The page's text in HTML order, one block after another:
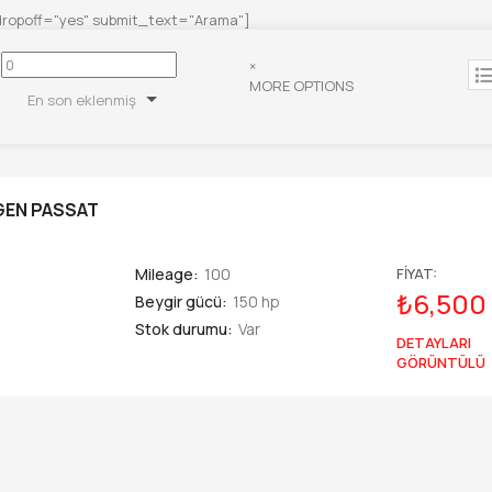
submit_text="Arama"]
En son eklenmiş
×
MORE OPTIONS
PASSAT
Mileage: 100
Beygir gücü: 150 hp
Stok durumu: Var
FİYAT:
₺6,500
DETAYLARI
GÖRÜNTÜLÜ